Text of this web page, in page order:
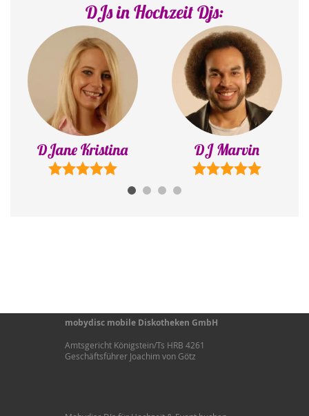
DJs in Hochzeit Djs:
DJ Marvin DJ Dezet
mobydisc mobile Diskotheken GmbH
Amtsgericht Königstein/Ts HRB 4261
Geschäftsführer Joachim von Götz